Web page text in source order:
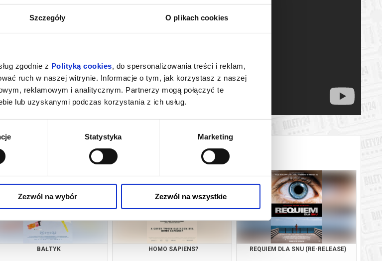
Szczegóły O plikach cookies
zgodnie z Polityką cookies, do spersonalizowania treści i reklam,
ruch w naszej witrynie. Informacje o tym, jak korzystasz z naszej
reklamowym i analitycznym. Partnerzy mogą połączyć te
lub uzyskanymi podczas korzystania z ich usług.
Statystyka Marketing
Zezwól na wybór Zezwól na wszystkie
BAŁTYK HOMO SAPIENS? REQUIEM DLA SNU (RE-RELEASE)